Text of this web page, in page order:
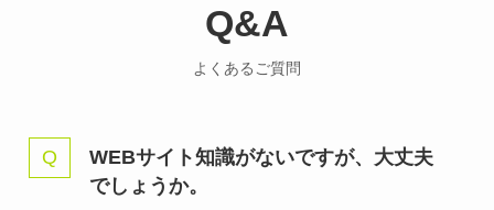
Q&A
よくあるご質問
WEBサイト知識がないですが、大丈夫
でしょうか。